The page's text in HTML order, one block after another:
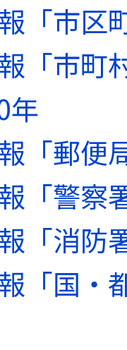
「市区
「市町
年
「郵便
「警察
「消防
「国・